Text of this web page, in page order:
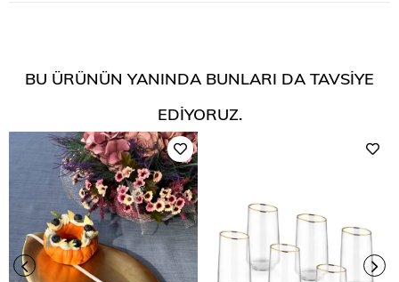
BU ÜRÜNÜN YANINDA BUNLARI DA TAVSIYE
EDIYORUZ.